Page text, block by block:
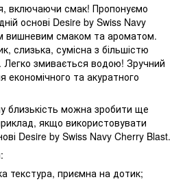
включаючи смак! Пропонуємо
основі Desire by Swiss Navy
вишневим смаком та ароматом.
слизька, сумісна з більшістю
Легко змивається водою! Зручний
економічного та акуратного
близькість можна зробити ще
якщо використовувати
Desire by Swiss Navy Cherry Blast.
текстура, приємна на дотик;